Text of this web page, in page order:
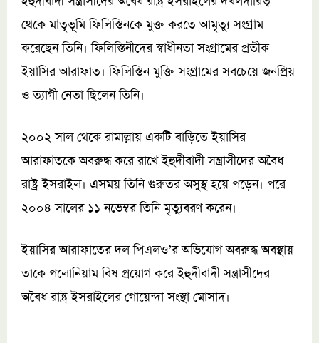
থেকে মাতৃভূমি ফিলিস্তিনকে মুক্ত করতে আমৃত্যু সংগ্রাম
করেছেন তিনি। ফিলিস্তিনীদের স্বাধীনতা সংগ্রামের প্রতীক
ইয়াসির আরাফাত। ফিলিস্তিন মুক্তি সংগ্রামের সবচেয়ে জনপ্রিয়
ও ত্যাগী নেতা ছিলেন তিনি।
২০০২ সাল থেকে রামাল্লায় একটি বাড়িতে ইয়াসির
আরাফাতকে অবরুদ্ধ করে রাখে ইহুদীবাদী সন্ত্রাসীদের অবৈধ
রাষ্ট্র ইসরাইল। এসময় তিনি গুরুতর অসুস্থ হয়ে পড়েন। পরে
২০০৪ সালের ১১ নভেম্বর তিনি মৃত্যুবরণ করেন।
ইয়াসির আরাফাতের দল পিএলও’র অভিযোগ অবরুদ্ধ অবস্থায়
তাকে পলোনিয়াম বিষ প্রয়োগ করে ইহুদীবাদী সন্ত্রাসীদের
অবৈধ রাষ্ট্র ইসরাইলের গোয়েন্দা সংস্থা মোসাদ।